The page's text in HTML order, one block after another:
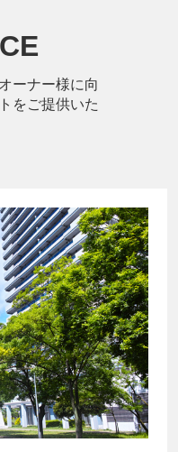
ーナー様に向
をご提供いた